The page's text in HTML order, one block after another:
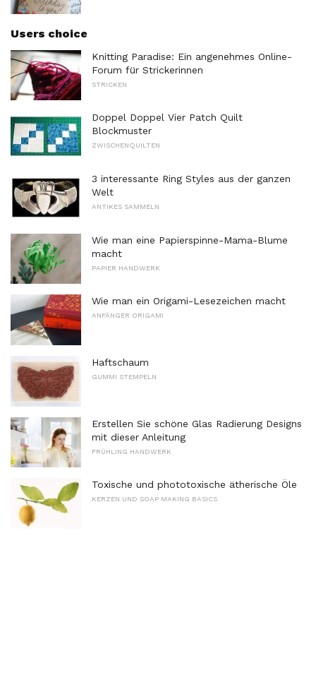
Users choice
Knitting Paradise: Ein angenehmes Online-
Forum für Strickerinnen
STRICKEN
Doppel Doppel Vier Patch Quilt
Blockmuster
ZWISCHENQUILTEN
3 interessante Ring Styles aus der ganzen
Welt
ANTIKES SAMMELN
Wie man eine Papierspinne-Mama-Blume
macht
PAPIER HANDWERK
Wie man ein Origami-Lesezeichen macht
ANFÄNGER ORIGAMI
Haftschaum
GUMMI STEMPELN
Erstellen Sie schöne Glas Radierung Designs
mit dieser Anleitung
FRÜHLING HANDWERK
Toxische und phototoxische ätherische Öle
KERZEN UND SOAP MAKING BASICS